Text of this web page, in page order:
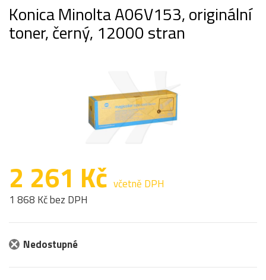
Konica Minolta A06V153, originální
toner, černý, 12000 stran
2 261 Kč včetně DPH
1 868 Kč bez DPH
Nedostupné